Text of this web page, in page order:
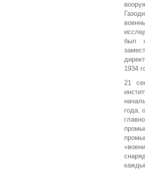
был
1934
21
года,